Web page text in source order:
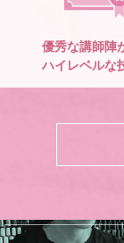
優秀な講師陣
ハイレベルな